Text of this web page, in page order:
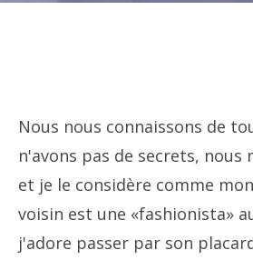
Nous nous connaissons de
n'avons pas de secrets, nous
et je le considère comme
voisin est une «fashionista»
j'adore passer par son